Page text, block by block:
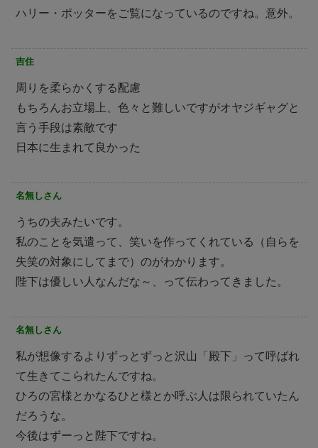
ハリー・ポッターをご覧になっているのですね。意外。
吉住
周りを柔らかくする配慮
もちろんお立場上、色々と難しいですがオヤジギャグと
言う手段は素敵です
日本に生まれて良かった
名無しさん
うちの夫みたいです。
私のことを気遣って、笑いを作ってくれている（自らを
失笑の対象にしてまで）のがわかります。
陛下は優しい人なんだな～、って伝わってきました。
名無しさん
私が想像するよりずっとずっと沢山「殿下」って呼ばれ
て生きてこられたんですね。
ひろの宮様とかなるひと様とか呼ぶ人は限られていたん
だろうな。
今後はずーっと陛下ですね。